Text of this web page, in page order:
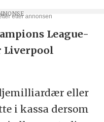
League-
Liverpool
eller
i kassa dersom